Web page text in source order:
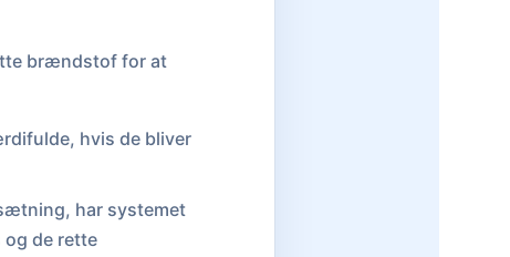
brændstof for at
hvis de bliver
har systemet
og de rette